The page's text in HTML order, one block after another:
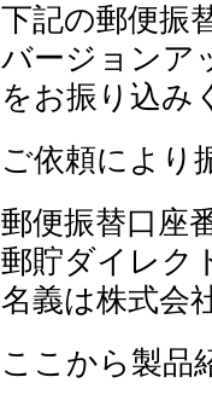
下記の郵便振
バージョンア
をお振り込み
ご依頼により
郵便振替口座
郵貯ダイレク
名義は株式
ここから製品